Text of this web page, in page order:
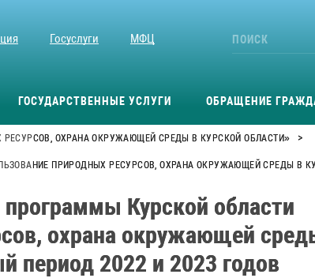
Госуслуги МФЦ
ГОСУДАРСТВЕННЫЕ УСЛУГИ ОБРАЩЕНИЕ
ОХРАНА ОКРУЖАЮЩЕЙ СРЕДЫ В КУРСКОЙ ОБЛАСТИ» >
ПРИРОДНЫХ РЕСУРСОВ, ОХРАНА ОКРУЖАЮЩЕЙ СРЕДЫ В
Курской области
охрана окружающей
период 2022 и 2023 годов